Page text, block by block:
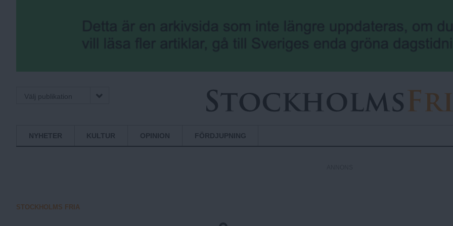
Välj publikation
S
o
NYHETER KULTUR OPINION FÖRDJUPNING
STOCKHOLMS FRIA